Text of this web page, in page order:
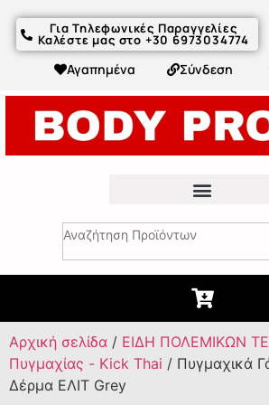
Για Τηλεφωνικές Παραγγελίες
Καλέστε μας στο +30 6973034774
Αγαπημένα Σύνδεση
Αρχική σελίδα / ΕΙΔΗ ΠΟΛΕΜΙΚΩΝ
Πυγμαχίας - Kick Thai / Πυγμαχικά
Δέρμα ΕΛΙΤ Grey